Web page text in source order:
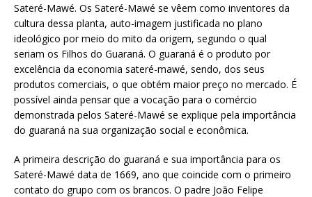
Sateré-Mawé. Os Sateré-Mawé se vêem como inventores da
cultura dessa planta, auto-imagem justificada no plano
ideológico por meio do mito da origem, segundo o qual
seriam os Filhos do Guaraná. O guaraná é o produto por
excelência da economia sateré-mawé, sendo, dos seus
produtos comerciais, o que obtém maior preço no mercado. É
possível ainda pensar que a vocação para o comércio
demonstrada pelos Sateré-Mawé se explique pela importância
do guaraná na sua organização social e econômica.
A primeira descrição do guaraná e sua importância para os
Sateré-Mawé data de 1669, ano que coincide com o primeiro
contato do grupo com os brancos. O padre João Felipe